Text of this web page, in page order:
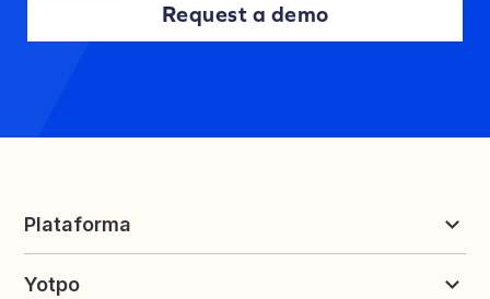
Request a demo
Plataforma
Fidelidad y Referidos
Yotpo